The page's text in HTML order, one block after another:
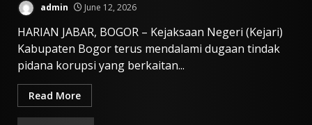
admin June 12, 2026
HARIAN JABAR, BOGOR – Kejaksaan Negeri (Kejari)
Kabupaten Bogor terus mendalami dugaan tindak
pidana korupsi yang berkaitan...
Read More